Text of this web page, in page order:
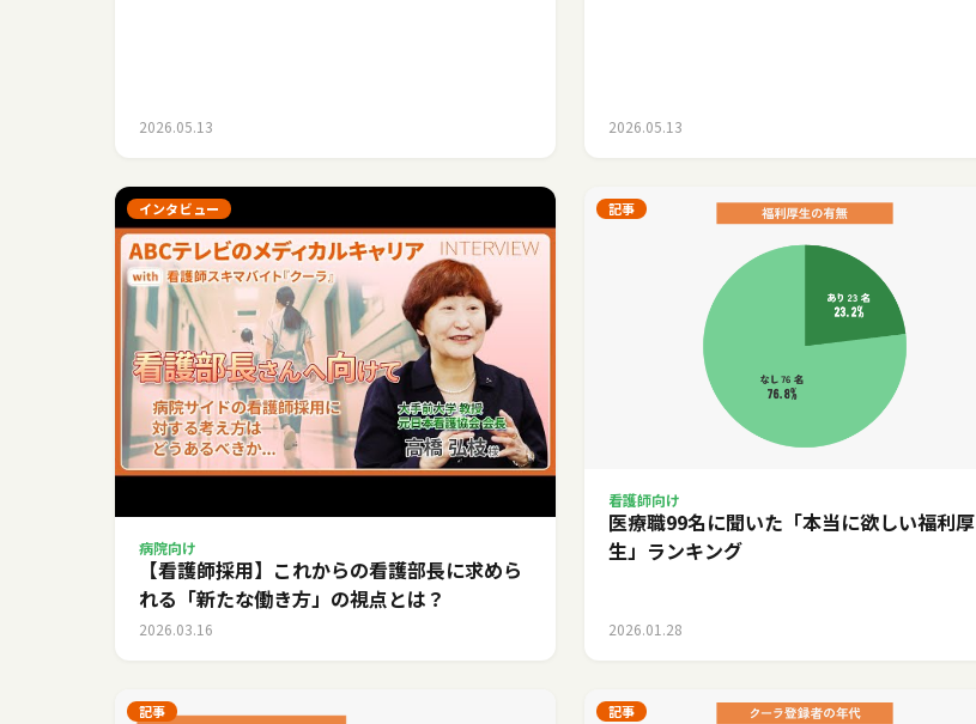
2026.05.13 2026.05.13
インタビュー
病院向け
【看護師採用】これからの看護部長に求めら
れる「新たな働き方」の視点とは？
2026.03.16
記事
看護師向け
医療職99名に聞いた「本当に欲しい福利厚
生」ランキング
2026.01.28
記事 記事